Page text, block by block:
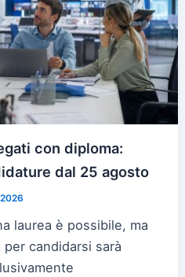
con diploma:
dal 25 agosto
laurea è possibile, ma
candidarsi sarà